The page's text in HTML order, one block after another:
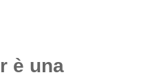
è una